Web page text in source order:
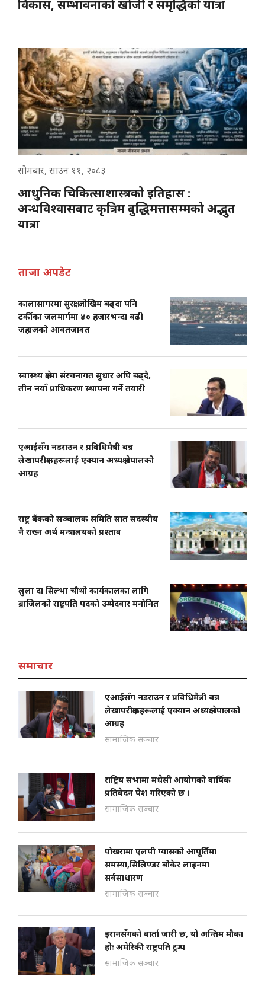
विकास, सम्भावनाको खोजी र समृद्धिको यात्रा
सोमबार, साउन ११, २०८३
आधुनिक चिकित्साशास्त्रको इतिहास :
अन्धविश्वासबाट कृत्रिम बुद्धिमत्तासम्मको अद्भुत
यात्रा
ताजा अपडेट
कालासागरमा सुरक्षा जोखिम बढ्दा पनि
टर्कीका जलमार्गमा ४० हजारभन्दा बढी
जहाजको आवतजावत
स्वास्थ्य क्षेत्रमा संरचनागत सुधार अघि बढ्दै,
तीन नयाँ प्राधिकरण स्थापना गर्ने तयारी
एआईसँग नडराउन र प्रविधिमैत्री बन्न
लेखापरीक्षकहरूलाई एक्यान अध्यक्ष नेपालको
आग्रह
राष्ट्र बैंकको सञ्चालक समिति सात सदस्यीय
नै राख्न अर्थ मन्त्रालयको प्रश्ताव
लुला दा सिल्भा चौथो कार्यकालका लागि
ब्राजिलको राष्ट्रपति पदको उम्मेदवार मनोनित
समाचार
एआईसँग नडराउन र प्रविधिमैत्री बन्न
लेखापरीक्षकहरूलाई एक्यान अध्यक्ष नेपालको
आग्रह
सामाजिक सञ्चार
राष्ट्रिय सभामा मधेसी आयोगको वार्षिक
प्रतिवेदन पेश गरिएको छ ।
सामाजिक सञ्चार
पोखरामा एलपी ग्यासको आपूर्तिमा
समस्या,सिलिण्डर बोकेर लाइनमा
सर्वसाधारण
सामाजिक सञ्चार
इरानसँगको वार्ता जारी छ, यो अन्तिम मौका
होः अमेरिकी राष्ट्रपति ट्रम्प
सामाजिक सञ्चार